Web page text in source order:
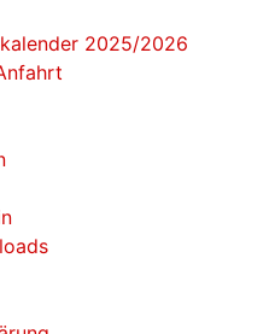
2025/2026